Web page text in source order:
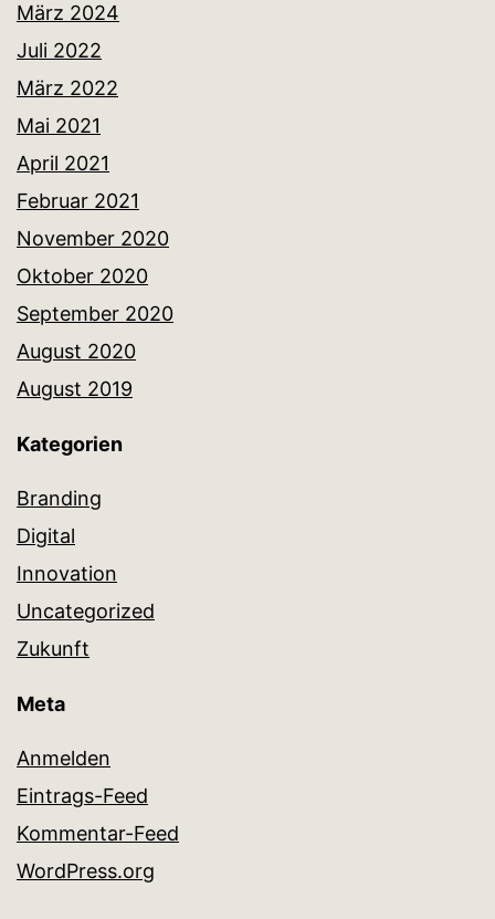
März 2024
Juli 2022
März 2022
Mai 2021
April 2021
Februar 2021
November 2020
Oktober 2020
September 2020
August 2020
August 2019
Kategorien
Branding
Digital
Innovation
Uncategorized
Zukunft
Meta
Anmelden
Eintrags-Feed
Kommentar-Feed
WordPress.org